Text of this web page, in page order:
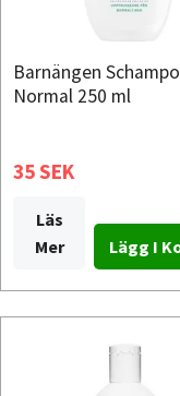
Barnängen Schampo
Normal 250 ml
35 SEK
Läs
Mer